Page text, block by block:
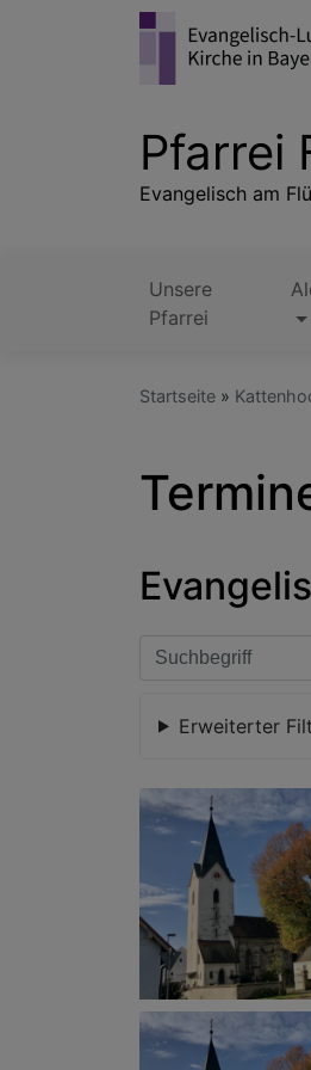
Pfarrei
Evangelisch am
Unsere
Pfarrei
Startseite
Erweiterter